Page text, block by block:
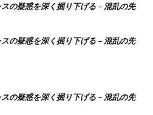
の疑惑を深く掘り下げる – 混乱の先
の疑惑を深く掘り下げる – 混乱の先
の疑惑を深く掘り下げる – 混乱の先